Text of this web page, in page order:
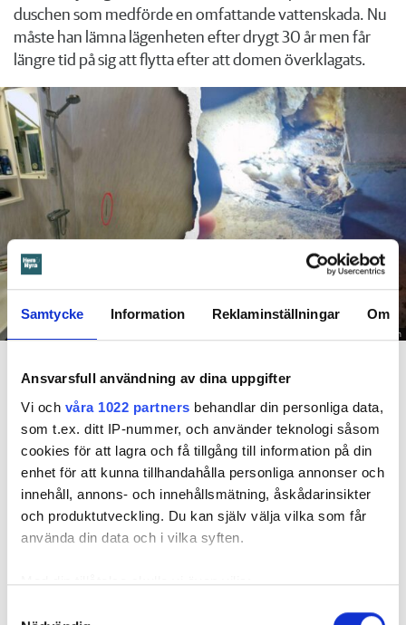
Samtycke Information Reklaminställningar Om
Ansvarsfull användning av dina uppgifter
Vi och våra 1022 partners behandlar din personliga data,
som t.ex. ditt IP-nummer, och använder teknologi såsom
cookies för att lagra och få tillgång till information på din
enhet för att kunna tillhandahålla personliga annonser och
innehåll, annons- och innehållsmätning, åskådarinsikter
och produktutveckling. Du kan själv välja vilka som får
använda din data och i vilka syften.
Med din tillåtelse skulle vi även vilja:
duschen som medförde en omfattande vattenskada. Nu
måste han lämna lägenheten efter drygt 30 år men får
längre tid på sig att flytta efter att domen överklagats.
Foto: Hyresnämnden
Dela Tweeta
Hyresgästen har bott i lägenheten i skånska Båstad sedan
1995 men måste nu flytta sedan hans kontrakt prövats både
i hyresnämnden och i hovrätten.
Skada upptäcktes av hantverkare
plastmattan på väggen i duschen upptäcktes. Strax efter